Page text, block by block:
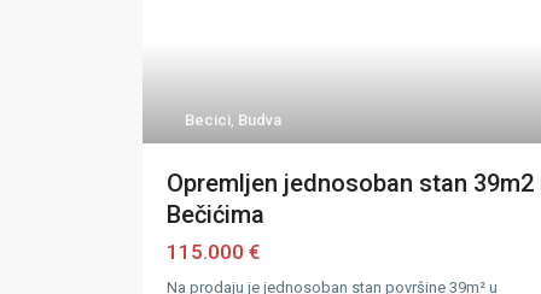
Becici, Budva
Opremljen jednosoban stan 39m2
Bečićima
115.000 €
Na prodaju je jednosoban stan površine 39m² u